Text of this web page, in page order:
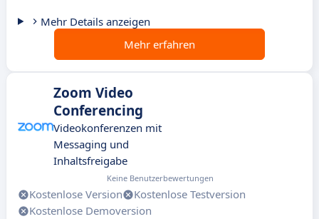
Mehr Details anzeigen
Mehr erfahren
Zoom Video
Conferencing
Videokonferenzen mit
Messaging und
Inhaltsfreigabe
Keine Benutzerbewertungen
Kostenlose Version
Kostenlose Testversion
Kostenlose Demoversion